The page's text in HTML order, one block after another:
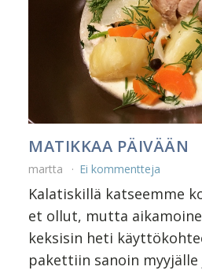
MATIKKAA PÄIVÄÄN
martta Ei kommentteja
Kalatiskillä katseemme
et ollut, mutta
keksisin heti
pakettiin sanoin